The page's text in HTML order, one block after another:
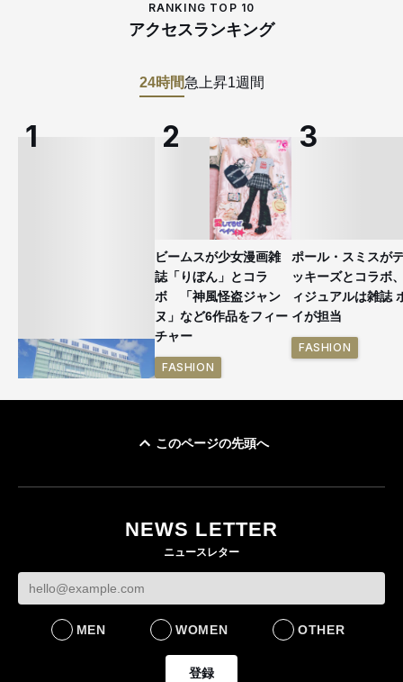
RANKING TOP 10
アクセスランキング
24時間急上昇1週間
ビームスが少女漫画雑
誌「りぼん」とコラ
ボ 「神風怪盗ジャン
ヌ」など6作品をフィー
チャー
FASHION
ポール・スミスが
ッキーズとコラボ
ィジュアルは雑誌
イが担当
FASHION
このページの先頭へ
NEWS LETTER
ニュースレター
MEN WOMEN OTHER
登録